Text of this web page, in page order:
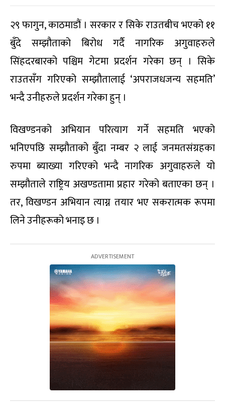
२९ फागुन, काठमाडौं । सरकार र सिके राउतबीच भएको ११
बुँदे सम्झौताको बिरोध गर्दै नागरिक अगुवाहरुले
सिंहदरबारको पश्चिम गेटमा प्रदर्शन गरेका छन् । सिके
राउतसँग गरिएको सम्झौतालाई ‘अपराजधजन्य सहमति’
भन्दै उनीहरुले प्रदर्शन गरेका हुन् ।
विखण्डनको अभियान परित्याग गर्ने सहमति भएको
भनिएपछि सम्झौताको बुँदा नम्बर २ लाई जनमतसंग्रहका
रुपमा ब्याख्या गरिएको भन्दै नागरिक अगुवाहरुले यो
सम्झौताले राष्ट्रिय अखण्डतामा प्रहार गरेको बताएका छन् ।
तर, विखण्डन अभियान त्याग्न तयार भए सकरात्मक रूपमा
लिने उनीहरूको भनाइ छ ।